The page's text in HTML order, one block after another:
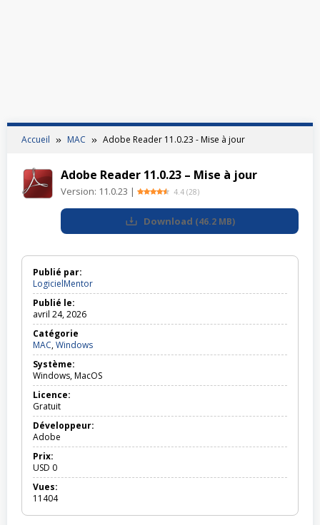
Accueil MAC Adobe Reader 11.0.23 - Mise à jour
Adobe Reader 11.0.23 – Mise à jour
Version: 11.0.23 | 4.4 (28)
Download (46.2 MB)
Publié par:
LogicielMentor
Publié le:
avril 24, 2026
Catégorie
MAC,WindowsMAC,
Windows
Système:
Windows, MacOS
Licence:
Gratuit
Développeur:
Adobe
Prix:
USD 0
Vues:
11404